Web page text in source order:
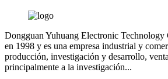
Dongguan Yuhuang Electronic Technology
en 1998 y es una empresa industrial y
producción, investigación y desarrollo,
principalmente a la investigación...